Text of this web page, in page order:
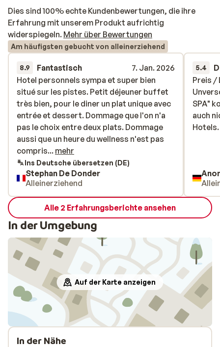
Dies sind 100% echte Kundenbewertungen, die ihre
Erfahrung mit unserem Produkt aufrichtig
widerspiegeln. Mehr über Bewertungen
Am häufigsten gebucht von alleinerziehend
8.9 Fantastisch
7. Jan. 2026
Hotel personnels sympa et super bien
situé sur les pistes. Petit déjeuner buffet
très bien, pour le diner un plat unique avec
entrée et dessert. Dommage que l'on n'a
pas le choix entre deux plats. Dommage
aussi que un heure du wellness n'est pas
compris dans le séjour, le prix pour une
heure est de 35€.
Hotel personnels sympa et super bien
situé sur les pistes. Petit déjeuner buffet
très bien, pour le diner un plat unique avec
entrée et dessert. Dommage que l'on n'a
pas le choix entre deux plats. Dommage
aussi que un heure du wellness n'est pas
compris... mehr
Ins Deutsche übersetzen (DE)
Stephan De Donder
Alleinerziehend
5.4
Preis /
SPA"
auch
Hotels.
Preis /
SPA"
auch
Hotels.
Alle 2 Erfahrungsberichte ansehen
In der Umgebung
Auf der Karte anzeigen
In der Nähe